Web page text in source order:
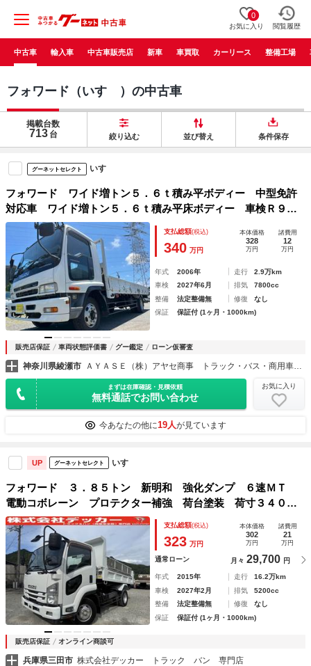
0
お気に入り 閲覧履歴
中古車 輸入車 中古車販売店 新車 車買取 カーリース 整備工場
フォワード（いすゞ）の中古車
掲載台数
713 台 絞り込む 並び替え 条件保存
グーネットセレクト いすゞ
フォワード ワイド増トン５．６ｔ積み平ボディー 中型免許
対応車 ワイド増トン５．６ｔ積み平床ボディー 車検Ｒ９年
６月２１日 ７．７９Ｌディーゼルターボ ６速ＭＴ 荷台内
寸長６２０幅２３７高４０ｃｍ 荷台床面鉄板シマ板 中型免
許対応車 タイヤ山９分
支払総額(税込)
340 万円
本体価格
328
万円
諸費用
12
万円
年式 2006年 走行
2.9万km
車検
2027年6月 排気
7800cc
整備
法定整備無 修復
なし
保証
保証付 (1ヶ月・1000km)
販売店保証 車両状態評価書 グー鑑定 ローン仮審査
神奈川県綾瀬市 ＡＹＡＳＥ（株）アヤセ商事 トラック・バス・商用車専門店
まずは在庫確認・見積依頼
無料通話でお問い合わせ
お気に入り
今あなたの他に19人が見ています
UP グーネットセレクト いすゞ
フォワード ３．８５トン 新明和 強化ダンプ ６速ＭＴ
電動コボレーン プロテクター補強 荷台塗装 荷寸３４０－
２０５－３４ ＥＴＣ 左電格ミラー １５０馬力 ＡＢＳ
坂道発進補助装置 ロープフック アイドリングストップ 一
方開 ターボ １５０馬力 ４トン ４トンダンプ
支払総額(税込)
323 万円
本体価格
302
万円
諸費用
21
万円
通常ローン 月々 29,700 円
年式 2015年 走行
16.2万km
車検
2027年2月 排気
5200cc
整備
法定整備無 修復
なし
保証
保証付 (1ヶ月・1000km)
販売店保証 オンライン商談可
兵庫県三田市 株式会社デッカー トラック バン 専門店